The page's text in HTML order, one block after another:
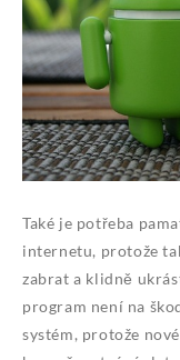
Také je potřeba
internetu, protože
zabrat a klidně
program není na
systém, protože